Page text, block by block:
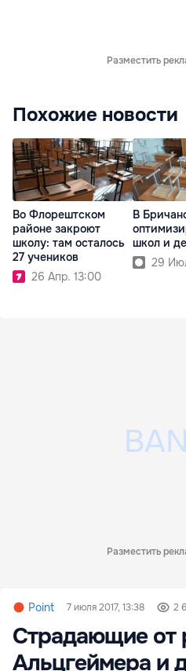
Разместить
Похожие новости
Во Флорештском
районе закроют
школу: там осталось
27 учеников
26 Апр. 13:00
В
школ и
29
Разместить
Point 7 июля 2017, 13:38 2
Страдающие от
Альцгеймера и